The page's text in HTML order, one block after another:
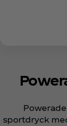
sportdryck